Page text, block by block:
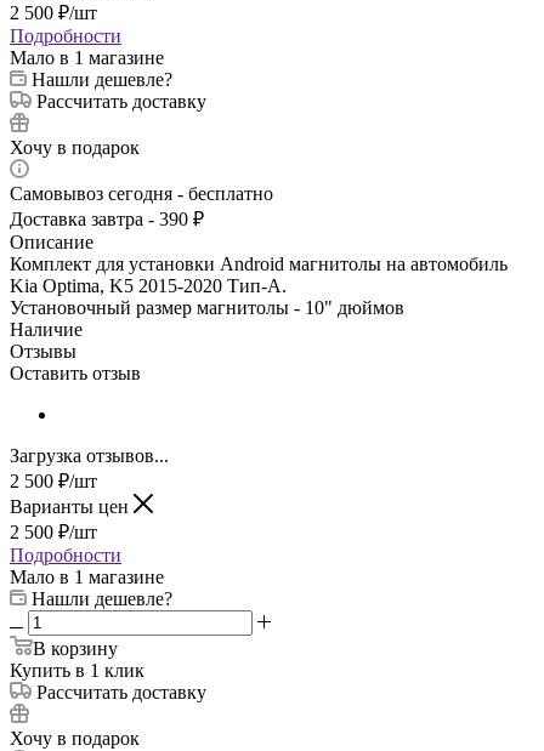
2 500 ₽/шт
Подробности
Мало в 1 магазине
Нашли дешевле?
Рассчитать доставку
Хочу в подарок
Самовывоз сегодня - бесплатно
Доставка завтра - 390 ₽
Описание
Комплект для установки Android магнитолы на автомобиль
Kia Optima, K5 2015-2020 Тип-A.
Установочный размер магнитолы - 10" дюймов
Наличие
Отзывы
Оставить отзыв
Загрузка отзывов...
2 500 ₽/шт
Варианты цен
2 500 ₽/шт
Подробности
Мало в 1 магазине
Нашли дешевле?
В корзину
Купить в 1 клик
Рассчитать доставку
Хочу в подарок